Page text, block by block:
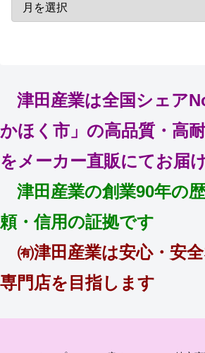
津田産業は全国シェア
かほく市」の高品質・高
をメーカー直販にてお届
津田産業の創業90年の
頼・信用の証拠です
㈲津田産業は安心・安
専門店を目指します